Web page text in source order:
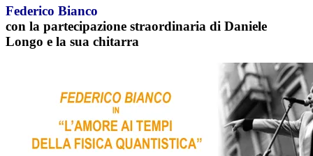
Federico Bianco
con la partecipazione straordinaria di Daniele
Longo e la sua chitarra